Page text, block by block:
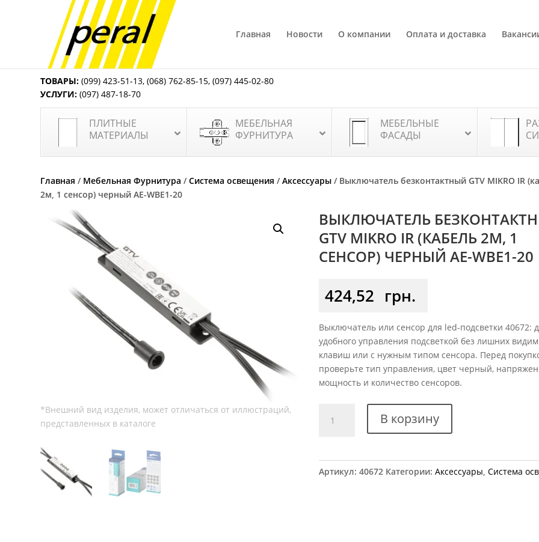
Главная Новости О компании Оплата и доставка
ТОВАРЫ: (099) 423-51-13,(068) 762-85-15,(097) 445-02-80
УСЛУГИ: (097) 487-18-70
ПЛИТНЫЕ
МАТЕРИАЛЫ
МЕБЕЛЬНАЯ
ФУРНИТУРА
МЕБЕЛЬНЫЕ
ФАСАДЫ
Главная / Мебельная Фурнитура /Система освещения /Аксессуары / Выключатель безконтактный GTV MIKRO IR
2м, 1 сенсор) черный AE-WBE1-20
ВЫКЛЮЧАТЕЛЬ
GTV MIKRO IR (КАБЕЛЬ 2М, 1
СЕНСОР) ЧЕРНЫЙ AE-WBE1-20
424,52 грн.
Выключатель или сенсор для led-подсветки 40672:
удобного управления подсветкой без лишних
клавиш или с нужным типом сенсора. Перед
проверьте тип управления, цвет черный,
мощность и количество сенсоров.
товара
Выключатель
MIKRO
В корзину
Артикул:40672 Категории:Аксессуары,Система